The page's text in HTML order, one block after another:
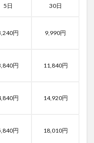
5日 30日
円 9,990円
円 11,840円
円 14,920円
円 18,010円